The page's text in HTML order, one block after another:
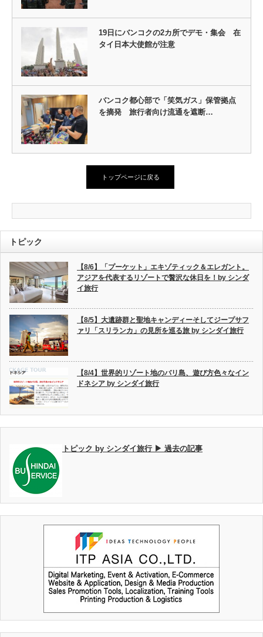
19日にバンコクの2カ所でデモ・集会 在
タイ日本大使館が注意
バンコク都心部で「笑気ガス」保管拠点
を摘発 旅行者向け流通を遮断…
トップページに戻る
トピック
【8/6】「プーケット」エキゾティック＆エレガント。
アジアを代表するリゾートで贅沢な休日を！by シンダ
イ旅行
【8/5】大遺跡群と聖地キャンディーそしてジープサフ
ァリ「スリランカ」の見所を巡る旅 by シンダイ旅行
【8/4】世界的リゾート地のバリ島、遊び方色々なイン
ドネシア by シンダイ旅行
トピック by シンダイ旅行 ▶ 過去の記事